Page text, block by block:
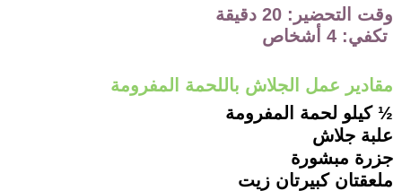
وقت التحضير: 20 دقيقة
تكفي: 4 أشخاص
مقادير عمل الجلاش باللحمة المفرومة
½ كيلو لحمة المفرومة
علبة جلاش
جزرة مبشورة
ملعقتان كبيرتان زيت